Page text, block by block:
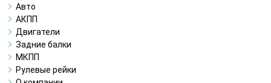
Авто
АКПП
Двигатели
Задние балки
МКПП
Рулевые рейки